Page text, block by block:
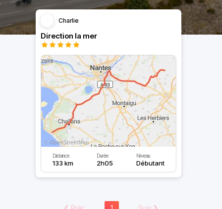
Charlie
Direction la mer
Distance
133 km
Durée
2h05
Niveau
Débutant